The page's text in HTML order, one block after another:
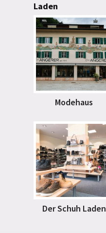
Laden
Modehaus
Der Schuh Laden